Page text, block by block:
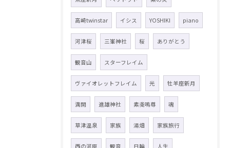
高崎twinstar イシス YOSHIKI piano
河津桜 三峯神社 桜 ありがとう
観音山 スターフレイム
ヴァイオレットフレイム 光 牡羊座新月
満開 進雄神社 素戔嗚尊 魂
草津温泉 家族 湯畑 家族旅行
西の河原 観音 日輪 人生